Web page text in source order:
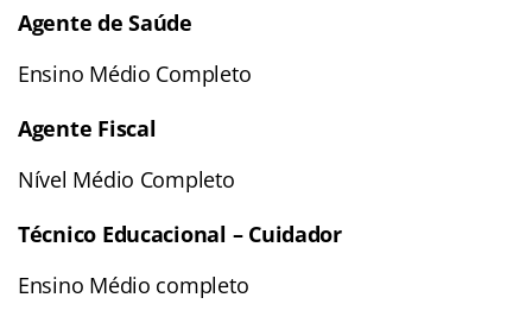
Agente de Saúde
Ensino Médio Completo
Agente Fiscal
Nível Médio Completo
Técnico Educacional – Cuidador
Ensino Médio completo